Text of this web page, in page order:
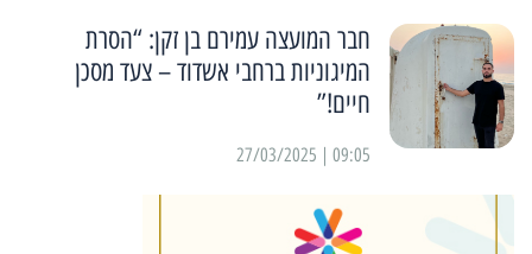
חבר המועצה עמירם בן זקן: “הסרת
המיגוניות ברחבי אשדוד – צעד מסכן
חיים!”
09:05 | 27/03/2025